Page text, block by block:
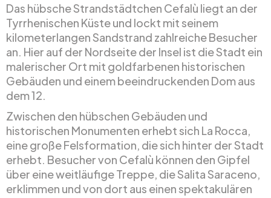
Das hübsche Strandstädtchen Cefalù liegt an der
Tyrrhenischen Küste und lockt mit seinem
kilometerlangen Sandstrand zahlreiche Besucher
an. Hier auf der Nordseite der Insel ist die Stadt ein
malerischer Ort mit goldfarbenen historischen
Gebäuden und einem beeindruckenden Dom aus
dem 12.
Zwischen den hübschen Gebäuden und
historischen Monumenten erhebt sich La Rocca,
eine große Felsformation, die sich hinter der Stadt
erhebt. Besucher von Cefalù können den Gipfel
über eine weitläufige Treppe, die Salita Saraceno,
erklimmen und von dort aus einen spektakulären